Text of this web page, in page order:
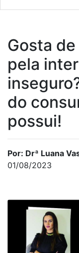
Gosta
pela
do
possui!
Por: Drª Luana
01/08/2023